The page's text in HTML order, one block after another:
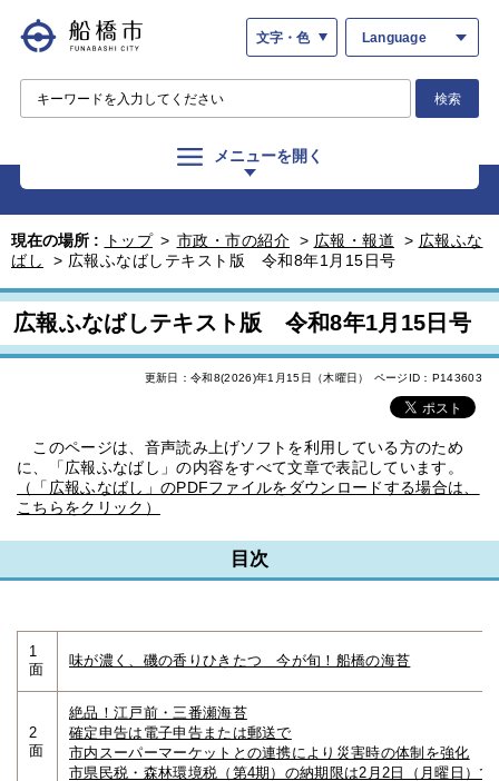
文字・色 Language
検索
メニューを開く
現在の場所 : トップ > 市政・市の紹介 > 広報・報道 > 広報ふな
ばし
> 広報ふなばしテキスト版 令和8年1月15日号
広報ふなばしテキスト版 令和8年1月15日号
更新日：令和8(2026)年1月15日（木曜日） ページID：P143603
このページは、音声読み上げソフトを利用している方のため
に、「広報ふなばし」の内容をすべて文章で表記しています。
（「広報ふなばし」のPDFファイルをダウンロードする場合は、
こちらをクリック）
目次
1
面
味が濃く、磯の香りひきたつ 今が旬！船橋の海苔
2
面
絶品！江戸前・三番瀬海苔
確定申告は電子申告または郵送で
市内スーパーマーケットとの連携により災害時の体制を強化
市県民税・森林環境税（第4期）の納期限は2月2日（月曜日）で